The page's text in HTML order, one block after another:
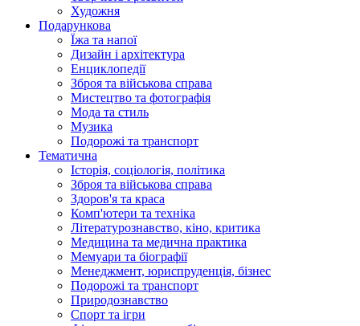
Художня
Подарункова
Їжа та напої
Дизайн і архітектура
Енциклопедії
Зброя та військова справа
Мистецтво та фотографія
Мода та стиль
Музика
Подорожі та транспорт
Тематична
Історія, соціологія, політика
Зброя та військова справа
Здоров'я та краса
Комп'ютери та техніка
Літературознавство, кіно, критика
Медицина та медична практика
Мемуари та біографії
Менеджмент, юриспруденція, бізнес
Подорожі та транспорт
Природознавство
Спорт та ігри